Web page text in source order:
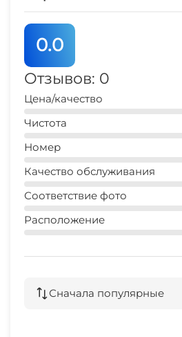
0.0
Отзывов: 0
Цена/качество
Чистота
Номер
Качество обслуживания
Соответствие фото
Расположение
Сначала популярные